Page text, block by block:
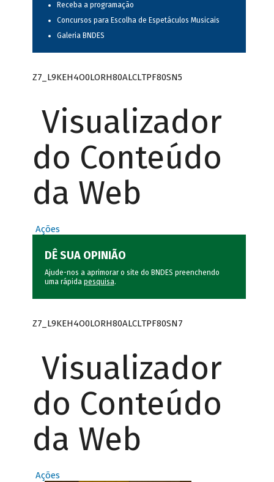
Receba a programação
Concursos para Escolha de Espetáculos Musicais
Galeria BNDES
Z7_L9KEH4O0LORH80ALCLTPF80SN5
Visualizador
do Conteúdo
da Web
Ações
DÊ SUA OPINIÃO
Ajude-nos a aprimorar o site do BNDES preenchendo
uma rápida pesquisa.
Z7_L9KEH4O0LORH80ALCLTPF80SN7
Visualizador
do Conteúdo
da Web
Ações